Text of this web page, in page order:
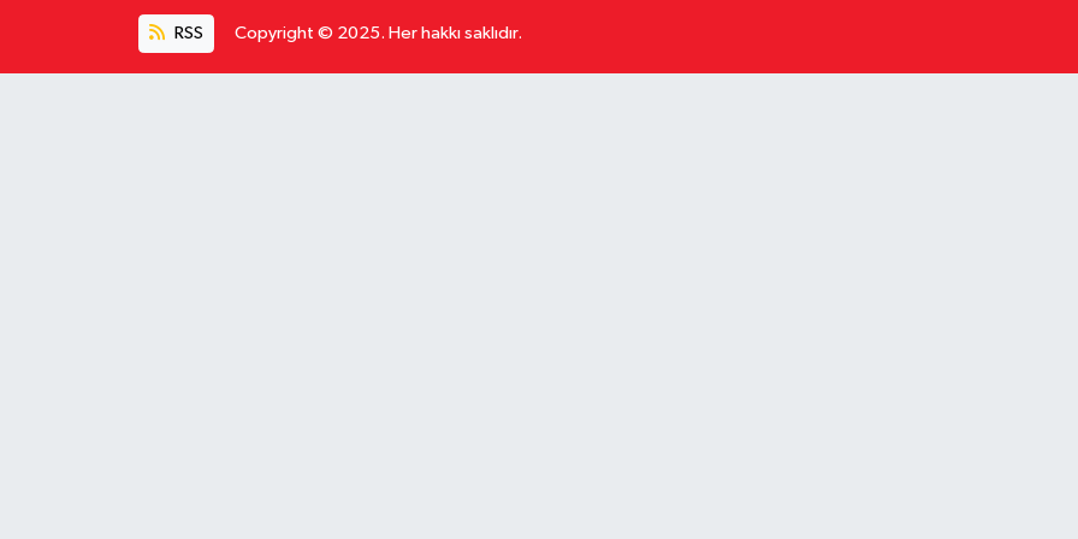
RSS Copyright © 2025. Her hakkı saklıdır.